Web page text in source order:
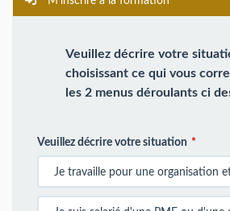
Veuillez décrire votre
choisissant ce qui vous
les 2 menus déroulants ci
Veuillez décrire votre situation